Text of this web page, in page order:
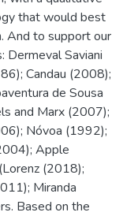
that would best
And to support our
Dermeval Saviani
Candau (2008);
de Sousa
and Marx (2007);
Nóvoa (1992);
Apple
(2018);
Miranda
Based on the